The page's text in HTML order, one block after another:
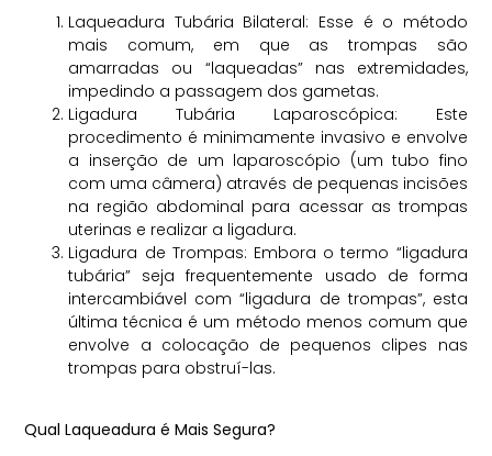
Laqueadura Tubária Bilateral: Esse é o método
mais comum, em que as trompas são
amarradas ou “laqueadas” nas extremidades,
impedindo a passagem dos gametas.
Ligadura Tubária Laparoscópica: Este
procedimento é minimamente invasivo e envolve
a inserção de um laparoscópio (um tubo fino
com uma câmera) através de pequenas incisões
na região abdominal para acessar as trompas
uterinas e realizar a ligadura.
Ligadura de Trompas: Embora o termo “ligadura
tubária” seja frequentemente usado de forma
intercambiável com “ligadura de trompas”, esta
última técnica é um método menos comum que
envolve a colocação de pequenos clipes nas
trompas para obstruí-las.
Qual Laqueadura é Mais Segura?